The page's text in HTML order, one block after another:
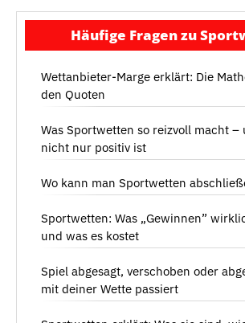
Häufige Fragen zu
Wettanbieter-Marge erklärt: Die
den Quoten
Was Sportwetten so reizvoll macht
nicht nur positiv ist
Wo kann man Sportwetten
Sportwetten: Was „Gewinnen”
und was es kostet
Spiel abgesagt, verschoben oder
mit deiner Wette passiert